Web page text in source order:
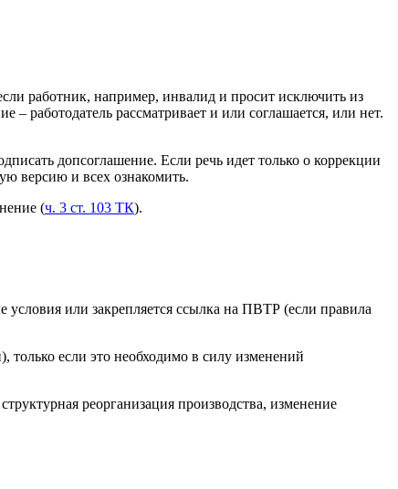
работник, например, инвалид и просит исключить из
работодатель рассматривает и или соглашается, или нет.
допсоглашение. Если речь идет только о коррекции
версию и всех ознакомить.
(ч. 3 ст. 103 ТК).
или закрепляется ссылка на ПВТР (если правила
только если это необходимо в силу изменений
реорганизация производства, изменение